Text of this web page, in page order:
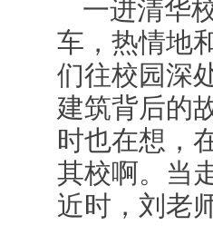
一进清华
车，热情地
们往校园深
建筑背后的
时也在想，
其校啊。当
近时，刘老